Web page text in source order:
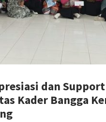
dan
Kader Bangga